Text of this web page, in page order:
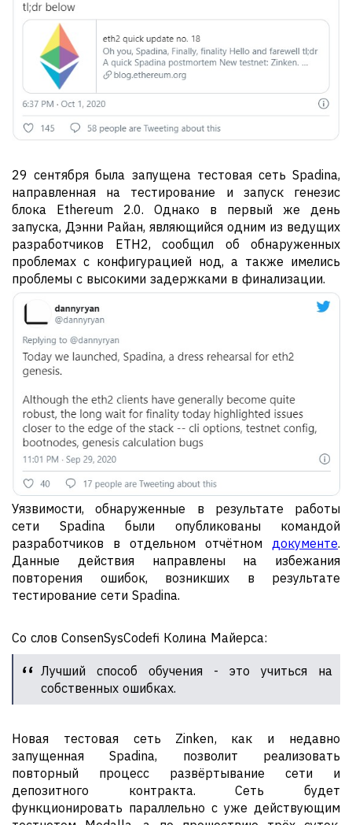
29 сентября была запущена тестовая сеть Spadina,
направленная на тестирование и запуск генезис
блока Ethereum 2.0. Однако в первый же день
запуска, Дэнни Райан, являющийся одним из ведущих
разработчиков ETH2, сообщил об обнаруженных
проблемах с конфигурацией нод, а также имелись
проблемы с высокими задержками в финализации.
Уязвимости, обнаруженные в результате работы
сети Spadina были опубликованы командой
разработчиков в отдельном отчётном документе.
Данные действия направлены на избежания
повторения ошибок, возникших в результате
тестирование сети Spadina.
Со слов ConsenSysCodefi Колина Майерса:
Лучший способ обучения - это учиться на
собственных ошибках.
Новая тестовая сеть Zinken, как и недавно
запущенная Spadina, позволит реализовать
повторный процесс развёртывание сети и
депозитного контракта. Сеть будет
функционировать параллельно с уже действующим